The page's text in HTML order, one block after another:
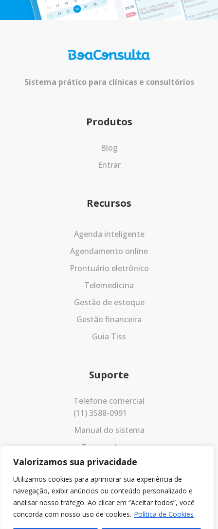
Valorizamos sua privacidade
Utilizamos cookies para aprimorar sua experiência de
navegação, exibir anúncios ou conteúdo personalizado e
analisar nosso tráfego. Ao clicar em “Aceitar todos”, você
concorda com nosso uso de cookies. Política de Cookies
Sistema prático para clínicas e consultórios
Produtos
Blog
Entrar
Recursos
Agenda inteligente
Agendamento online
Prontuário eletrônico
Telemedicina
Gestão de estoque
Gestão financeira
Guia Tiss
Suporte
Telefone comercial
(11) 3588-0991
Manual do sistema
Termos de uso
Política de privacidade